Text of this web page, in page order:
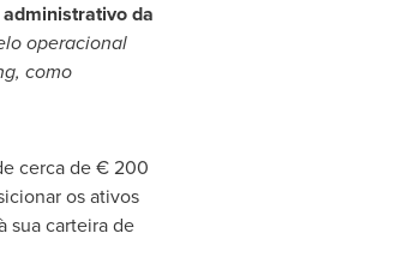
da
operacional
como
cerca de € 200
os ativos
sua carteira de